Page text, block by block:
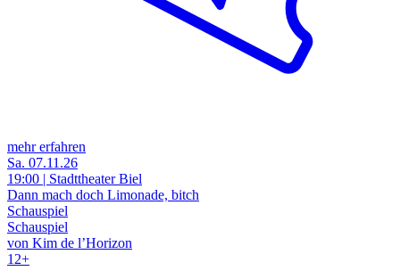
mehr erfahren
Sa. 07.11.26
19:00 | Stadttheater Biel
Dann mach doch Limonade, bitch
Schauspiel
Schauspiel
von Kim de l’Horizon
12+